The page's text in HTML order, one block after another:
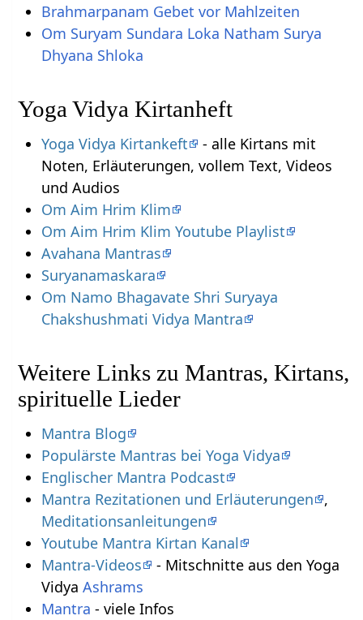
Brahmarpanam Gebet vor Mahlzeiten
Om Suryam Sundara Loka Natham Surya
Dhyana Shloka
Yoga Vidya Kirtanheft
Yoga Vidya Kirtankeft
- alle Kirtans mit
Noten, Erläuterungen, vollem Text, Videos
und Audios
Om Aim Hrim Klim
Om Aim Hrim Klim Youtube Playlist
Avahana Mantras
Suryanamaskara
Om Namo Bhagavate Shri Suryaya
Chakshushmati Vidya Mantra
Weitere Links zu Mantras, Kirtans,
spirituelle Lieder
Mantra Blog
Populärste Mantras bei Yoga Vidya
Englischer Mantra Podcast
Mantra Rezitationen und Erläuterungen
,
Meditationsanleitungen
Youtube Mantra Kirtan Kanal
Mantra-Videos
- Mitschnitte aus den Yoga
Vidya Ashrams
Mantra - viele Infos